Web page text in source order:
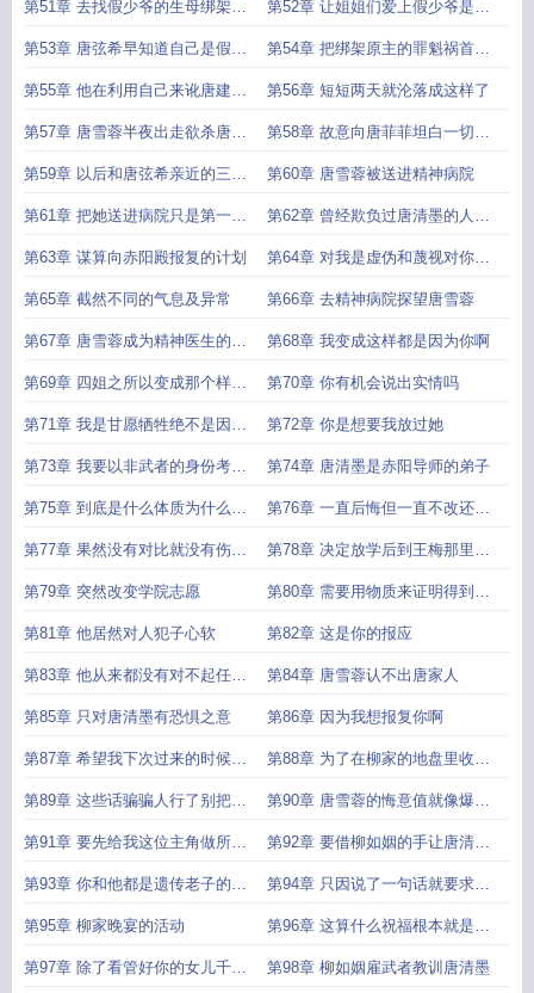
第51章 去找假少爷的生母绑架犯
狠狠折磨
第52章 让姐姐们爱上假少爷是她
的计划
第53章 唐弦希早知道自己是假弟
弟
第54章 把绑架原主的罪魁祸首折
磨得不成人样
第55章 他在利用自己来讹唐建仁
的钱
第56章 短短两天就沦落成这样了
第57章 唐雪蓉半夜出走欲杀唐菲
菲
第58章 故意向唐菲菲坦白一切她
身心破碎了
第59章 以后和唐弦希亲近的三个
姐姐是不是也会被捅死啊
第60章 唐雪蓉被送进精神病院
第61章 把她送进病院只是第一步
接下来才是重头戏
第62章 曾经欺负过唐清墨的人都
无故受伤
第63章 谋算向赤阳殿报复的计划 第64章 对我是虚伪和蔑视对你是
不问和捧杀
第65章 截然不同的气息及异常 第66章 去精神病院探望唐雪蓉
第67章 唐雪蓉成为精神医生的实
验研究体
第68章 我变成这样都是因为你啊
第69章 四姐之所以变成那个样子
都是我干的
第70章 你有机会说出实情吗
第71章 我是甘愿牺牲绝不是因为
钱而妥协
第72章 你是想要我放过她
第73章 我要以非武者的身份考进
魔武学院
第74章 唐清墨是赤阳导师的弟子
第75章 到底是什么体质为什么哪
都能碰到极品
第76章 一直后悔但一直不改还不
会患上忧郁症
第77章 果然没有对比就没有伤害
吗
第78章 决定放学后到王梅那里开
心一下
第79章 突然改变学院志愿 第80章 需要用物质来证明得到的
钱都是真实的
第81章 他居然对人犯子心软 第82章 这是你的报应
第83章 他从来都没有对不起任何
一人
第84章 唐雪蓉认不出唐家人
第85章 只对唐清墨有恐惧之意 第86章 因为我想报复你啊
第87章 希望我下次过来的时候你
还能认出我
第88章 为了在柳家的地盘里收集
证据
第89章 这些话骗骗人行了别把自
己也骗进去了
第90章 唐雪蓉的悔意值就像爆金
币一样
第91章 要先给我这位主角做所以
没时间帮你
第92章 要借柳如姻的手让唐清墨
身败名裂
第93章 你和他都是遗传老子的基
因一样寒酸
第94章 只因说了一句话就要求给
一百万的补偿
第95章 柳家晚宴的活动 第96章 这算什么祝福根本就是诅
咒
第97章 除了看管好你的女儿千万 第98章 柳如姻雇武者教训唐清墨